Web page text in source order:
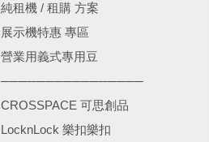
純租機 / 租購 方案
展示機特惠 專區
營業用義式專用豆
────────────────
CROSSPACE 可思創品
LocknLock 樂扣樂扣